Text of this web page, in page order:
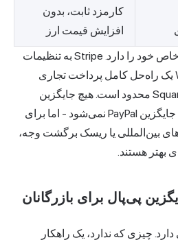
کارمزد ثابت، بدون
افزایش قیمت ارز
هر جایگزین محدودیت‌های خاص خود را دارد. Stripe به تنظیمات
پرداخت تجاری
نیست. پوشش بین‌المللی Square محدود است. هیچ جایگزین
واحدی در هر مورد استفاده جایگزین PayPal نمی‌شود - اما برای
بین‌المللی یا ریسک برگشت وجه،
بهتر هستند.
پی‌پال برای بازرگانان
چیزی که ندارد، یک راهکار